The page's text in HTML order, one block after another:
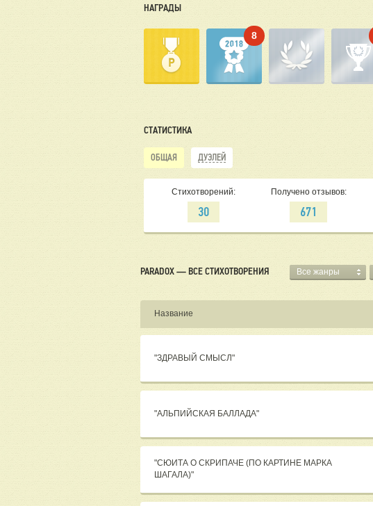
НАГРАДЫ
8
СТАТИСТИКА
ОБЩАЯ ДУЭЛЕЙ
Стихотворений:
30
Получено отзывов:
671
PARADOX — ВСЕ СТИХОТВОРЕНИЯ Все жанры
Название
"ЗДРАВЫЙ СМЫСЛ"
"АЛЬПИЙСКАЯ БАЛЛАДА"
"СЮИТА О СКРИПАЧЕ (ПО КАРТИНЕ МАРКА
ШАГАЛА)"